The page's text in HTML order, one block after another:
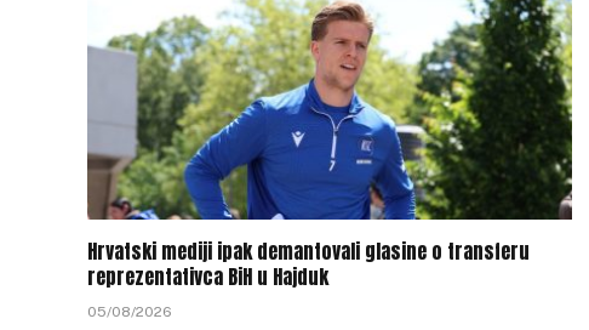
Hrvatski mediji ipak demantovali glasine o transferu
reprezentativca BiH u Hajduk
05/08/2026